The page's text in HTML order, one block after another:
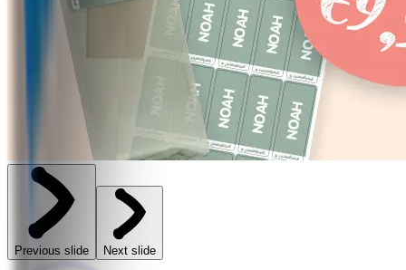
Previous slide Next slide